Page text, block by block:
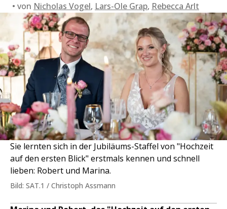
von Nicholas Vogel, Lars-Ole Grap, Rebecca Arlt
Sie lernten sich in der Jubiläums-Staffel von "Hochzeit
auf den ersten Blick" erstmals kennen und schnell
lieben: Robert und Marina.
Bild: SAT.1 / Christoph Assmann